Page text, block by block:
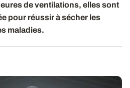
de ventilations, elles sont
pour réussir à sécher les
maladies.